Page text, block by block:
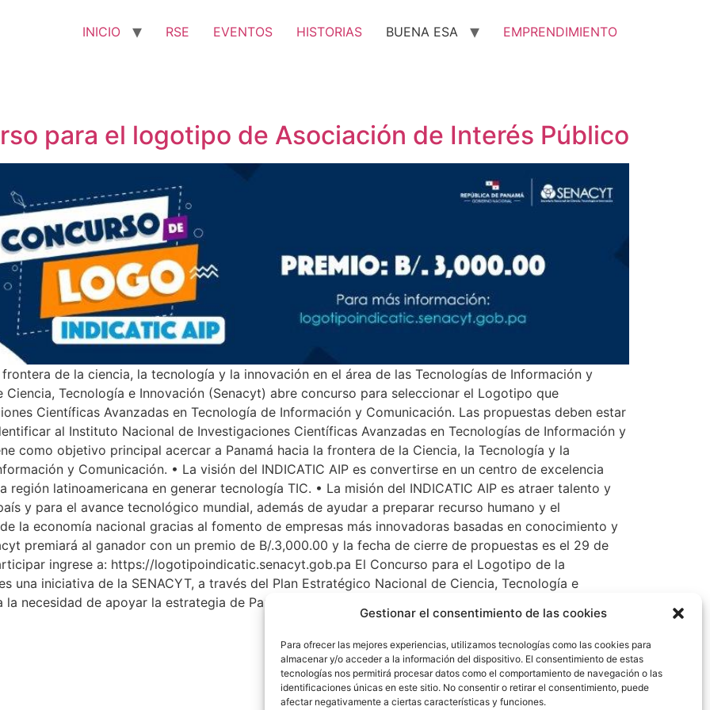
Gestionar el consentimiento de las cookies
Para ofrecer las mejores experiencias, utilizamos tecnologías como las cookies para
almacenar y/o acceder a la información del dispositivo. El consentimiento de estas
tecnologías nos permitirá procesar datos como el comportamiento de navegación o las
identificaciones únicas en este sitio. No consentir o retirar el consentimiento, puede
afectar negativamente a ciertas características y funciones.
INICIO RSE EVENTOS HISTORIAS BUENA ESA EMPRENDIMIENTO
para el logotipo de Asociación de Interés Público
de la ciencia, la tecnología y la innovación en el área de las Tecnologías de Información y
Tecnología e Innovación (Senacyt) abre concurso para seleccionar el Logotipo que
Científicas Avanzadas en Tecnología de Información y Comunicación. Las propuestas deben estar
al Instituto Nacional de Investigaciones Científicas Avanzadas en Tecnologías de Información y
como objetivo principal acercar a Panamá hacia la frontera de la Ciencia, la Tecnología y la
y Comunicación. • La visión del INDICATIC AIP es convertirse en un centro de excelencia
latinoamericana en generar tecnología TIC. • La misión del INDICATIC AIP es atraer talento y
y para el avance tecnológico mundial, además de ayudar a preparar recurso humano y el
la economía nacional gracias al fomento de empresas más innovadoras basadas en conocimiento y
premiará al ganador con un premio de B/.3,000.00 y la fecha de cierre de propuestas es el 29 de
ingrese a: https://logotipoindicatic.senacyt.gob.pa El Concurso para el Logotipo de la
una iniciativa de la SENACYT, a través del Plan Estratégico Nacional de Ciencia, Tecnología e
necesidad de apoyar la estrategia de Panamá como Hub Digital.